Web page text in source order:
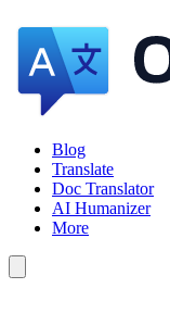
Blog
Translate
Doc Translator
AI Humanizer
More